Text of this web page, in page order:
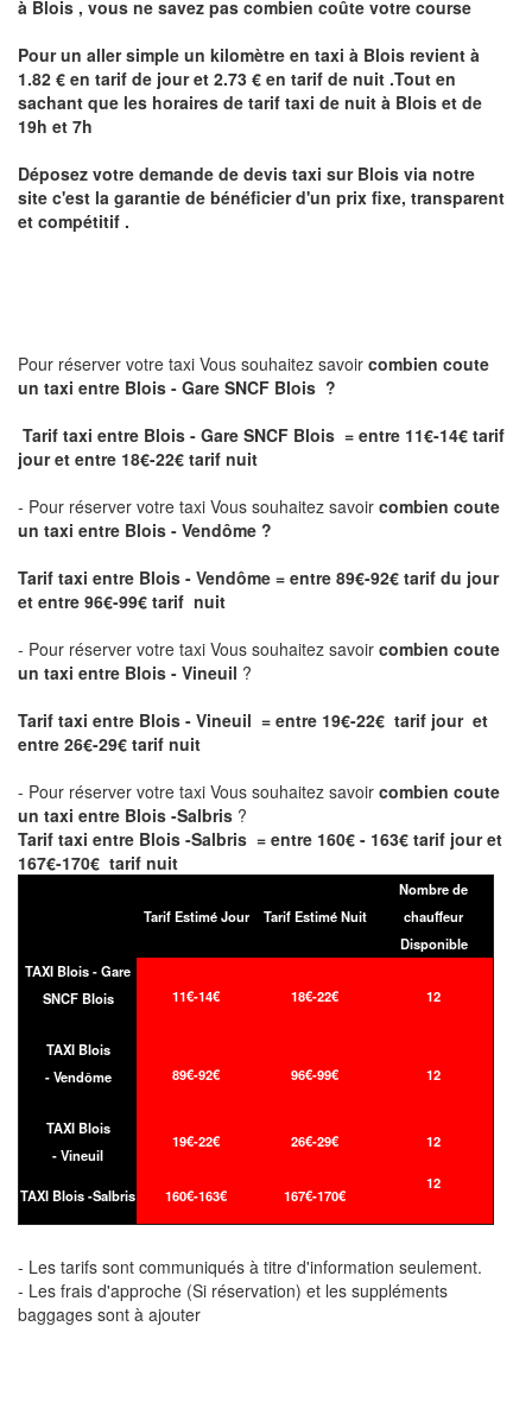
à Blois , vous ne savez pas combien coûte votre course
Pour un aller simple un kilomètre en taxi à Blois revient à
1.82 € en tarif de jour et 2.73 € en tarif de nuit .Tout en
sachant que les horaires de tarif taxi de nuit à Blois et de
19h et 7h
Déposez votre demande de devis taxi sur Blois via notre
site c'est la garantie de bénéficier d'un prix fixe, transparent
et compétitif .
Pour réserver votre taxi Vous souhaitez savoir combien coute
un taxi entre Blois - Gare SNCF Blois ?
Tarif taxi entre Blois - Gare SNCF Blois = entre 11€-14€ tarif
jour et entre 18€-22€ tarif nuit
- Pour réserver votre taxi Vous souhaitez savoir combien coute
un taxi entre Blois - Vendôme ?
Tarif taxi entre Blois - Vendôme = entre 89€-92€ tarif du jour
et entre 96€-99€ tarif nuit
- Pour réserver votre taxi Vous souhaitez savoir combien coute
un taxi entre Blois - Vineuil ?
Tarif taxi entre Blois - Vineuil = entre 19€-22€ tarif jour et
entre 26€-29€ tarif nuit
- Pour réserver votre taxi Vous souhaitez savoir combien coute
un taxi entre Blois -Salbris ?
Tarif taxi entre Blois -Salbris = entre 160€ - 163€ tarif jour et
167€-170€ tarif nuit
Tarif Estimé Jour Tarif Estimé Nuit
Nombre de
chauffeur
Disponible
TAXI Blois - Gare
SNCF Blois
11€-14€ 18€-22€ 12
TAXI Blois
- Vendôme
89€-92€ 96€-99€ 12
TAXI Blois
- Vineuil
19€-22€ 26€-29€ 12
TAXI Blois -Salbris 160€-163€ 167€-170€
12
- Les tarifs sont communiqués à titre d'information seulement.
- Les frais d'approche (Si réservation) et les suppléments
baggages sont à ajouter